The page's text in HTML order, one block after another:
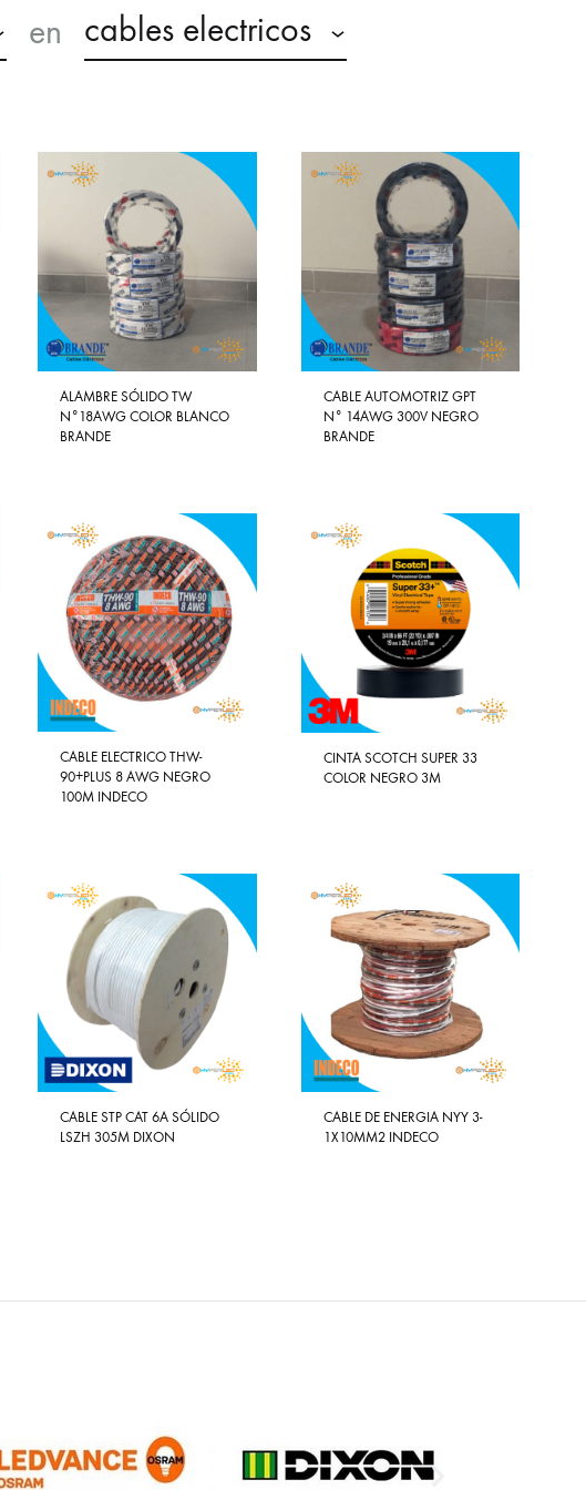
en cables electricos
ALAMBRE SÓLIDO TW
N°18AWG COLOR BLANCO
BRANDE
CABLE AUTOMOTRIZ GPT
N° 14AWG 300V NEGRO
BRANDE
CABLE ELECTRICO THW-
90+PLUS 8 AWG NEGRO
100M INDECO
CINTA SCOTCH SUPER 33
COLOR NEGRO 3M
CABLE STP CAT 6A SÓLIDO
LSZH 305M DIXON
CABLE DE ENERGIA NYY 3-
1X10MM2 INDECO